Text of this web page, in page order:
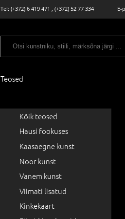
Tel: (+372) 6 419 471 , (+372) 52 77 334 E-
Teosed
Kõik teosed
Hausi fookuses
Kaasaegne kunst
Noor kunst
Vanem kunst
Viimati lisatud
Kinkekaart